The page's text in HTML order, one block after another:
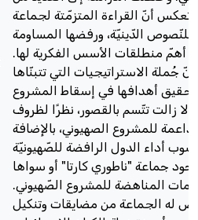
تعكس أنّ القراءة المتزمّتة لجماعة
للنّصوص الدّينيّة، ورفضها المساومة
أهمّ منطلقات الأسس الفكرية لها.
أنّ جُملة الاستراتيجيات التي تتبنّاها
أهدافها في إسقاط المشروع
لا زالت تتّسم بالقصور، نظرًا لظروف
للمشروع الصهيوني، بالإضافة
أداء الدول الرافضة للصّهيونيّة
جماعة "ناطوري كارتا" أو سواها
المناهضة للمشروع الصّهيوني.
له الجماعة من مضايقات وتنكيل